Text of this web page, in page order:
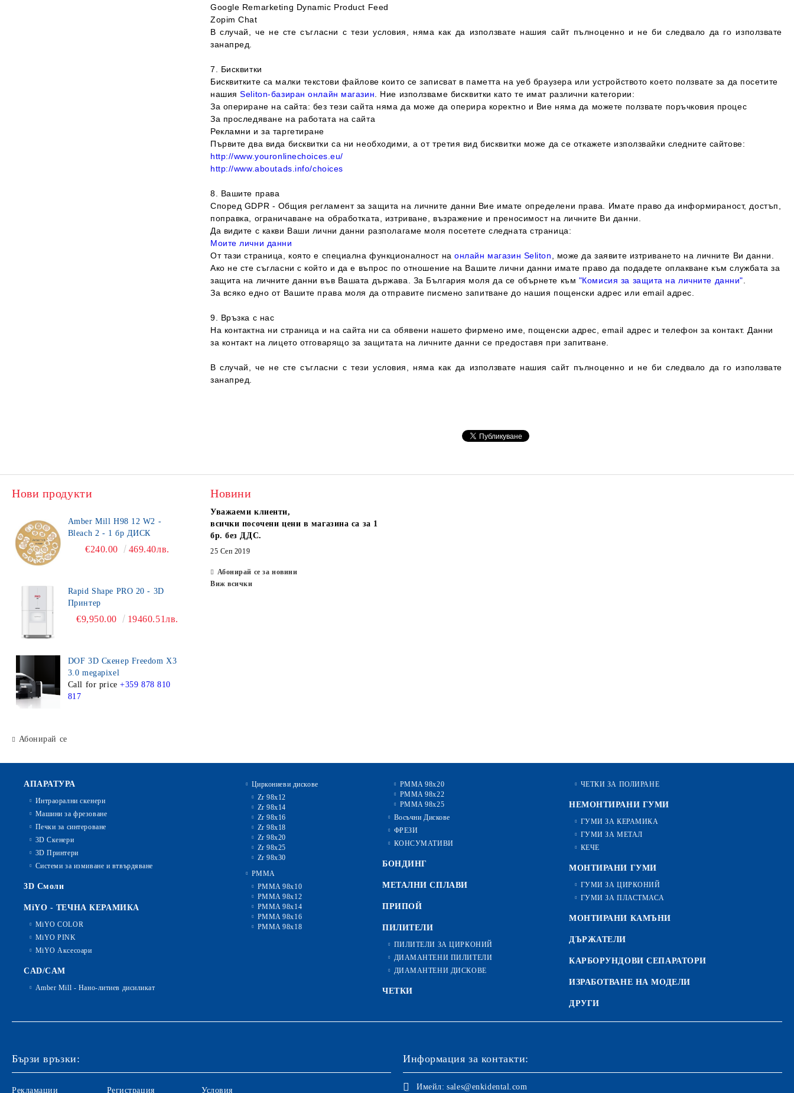
Google Remarketing Dynamic Product Feed
Zopim Chat
В случай, че не сте съгласни с тези условия, няма как да използвате нашия сайт пълноценно и не би следвало да го използвате
занапред.
7. Бисквитки
Бисквитките са малки текстови файлове които се записват в паметта на уеб браузера или устройството което ползвате за да посетите
нашияSeliton-базиран онлайн магазин . Ние използваме бисквитки като те имат различни категории:
За опериране на сайта: без тези сайта няма да може да оперира коректно и Вие няма да можете ползвате поръчковия процес
За проследяване на работата на сайта
Рекламни и за таргетиране
Първите два вида бисквитки са ни необходими, а от третия вид бисквитки може да се откажете използвайки следните сайтове:
http://www.youronlinechoices.eu/
http://www.aboutads.info/choices
8. Вашите права
Според GDPR - Общия регламент за защита на личните данни Вие имате определени права. Имате право да информираност, достъп,
поправка, ограничаване на обработката, изтриване, възражение и преносимост на личните Ви данни.
Да видите с какви Ваши лични данни разполагаме моля посетете следната страница:
Моите лични данни
От тази страница, която е специална функционалност наонлайн магазин Seliton , може да заявите изтриването на личните Ви данни.
Ако не сте съгласни с който и да е въпрос по отношение на Вашите лични данни имате право да подадете оплакване към службата за
защита на личните данни във Вашата държава. За България моля да се обърнете към "Комисия за защита на личните данни"
За всяко едно от Вашите права моля да отправите писмено запитване до нашия пощенски адрес или email адрес.
9. Връзка с нас
На контактна ни страница и на сайта ни са обявени нашето фирмено име, пощенски адрес, email адрес и телефон за контакт. Данни
за контакт на лицето отговарящо за защитата на личните данни се предоставя при запитване.
В случай, че не сте съгласни с тези условия, няма как да използвате нашия сайт пълноценно и не би следвало да го използвате
занапред.
Нови продукти
Amber Mill H98 12 W2 -
Bleach 2 - 1 бр ДИСК
€240.00 469.40лв.
Rapid Shape PRO 20 - 3D
Принтер
€9,950.00 19460.51лв.
DOF 3D Скенер Freedom X3
3.0 megapixel
Call for price +359 878 810
817
Абонирай се
Новини
Уважаеми клиенти,
всички посочени цени в магазина са за 1
бр. без ДДС.
25 Сеп 2019
Абонирай се за новини
Виж всички
АПАРАТУРА
Интраорални скенери
Машини за фрезоване
Печки за синтероване
3D Скенери
3D Принтери
Системи за измиване и втвърдяване
3D Смоли
MiYO - ТЕЧНА КЕРАМИКА
MiYO COLOR
MiYO PINK
MiYO Аксесоари
CAD/CAM
Amber Mill - Нано-литиев дисиликат
Циркониеви дискове
Zr 98x12
Zr 98x14
Zr 98x16
Zr 98x18
Zr 98x20
Zr 98x25
Zr 98x30
PMMA
PMMA 98x10
PMMA 98x12
PMMA 98x14
PMMA 98x16
PMMA 98x18
PMMA 98x20
PMMA 98x22
PMMA 98x25
Восъчни Дискове
ФРЕЗИ
КОНСУМАТИВИ
БОНДИНГ
МЕТАЛНИ СПЛАВИ
ПРИПОЙ
ПИЛИТЕЛИ
ПИЛИТЕЛИ ЗА ЦИРКОНИЙ
ДИАМАНТЕНИ ПИЛИТЕЛИ
ДИАМАНТЕНИ ДИСКОВЕ
ЧЕТКИ
ЧЕТКИ ЗА ПОЛИРАНЕ
НЕМОНТИРАНИ ГУМИ
ГУМИ ЗА КЕРАМИКА
ГУМИ ЗА МЕТАЛ
КЕЧЕ
МОНТИРАНИ ГУМИ
ГУМИ ЗА ЦИРКОНИЙ
ГУМИ ЗА ПЛАСТМАСА
МОНТИРАНИ КАМЪНИ
ДЪРЖАТЕЛИ
КАРБОРУНДОВИ СЕПАРАТОРИ
ИЗРАБОТВАНЕ НА МОДЕЛИ
ДРУГИ
Бързи връзки:
Рекламации Регистрация Условия
Информация за контакти:
Имейл: sales@enkidental.com